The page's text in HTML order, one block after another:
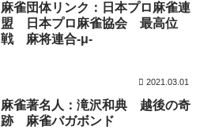
麻雀団体リンク：日本プロ麻雀連
盟 日本プロ麻雀協会 最高位
戦 麻将連合-μ-
2021.03.01
麻雀著名人：滝沢和典 越後の奇
跡 麻雀バガボンド